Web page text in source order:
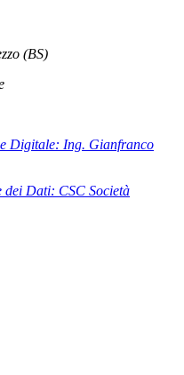
(BS)
Digitale: Ing. Gianfranco
dei Dati: CSC Società